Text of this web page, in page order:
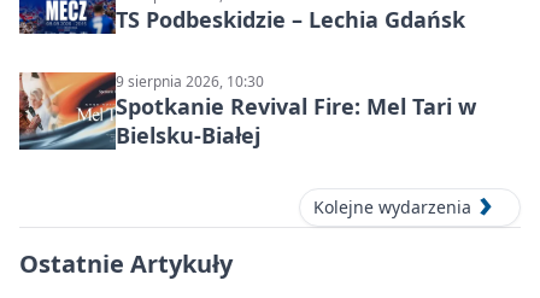
TS Podbeskidzie – Lechia Gdańsk
9 sierpnia 2026, 10:30
Spotkanie Revival Fire: Mel Tari w
Bielsku-Białej
Kolejne wydarzenia
Ostatnie Artykuły